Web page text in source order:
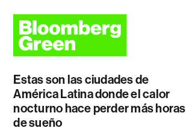
Estas son las ciudades de
América Latina donde el calor
nocturno hace perder más horas
de sueño